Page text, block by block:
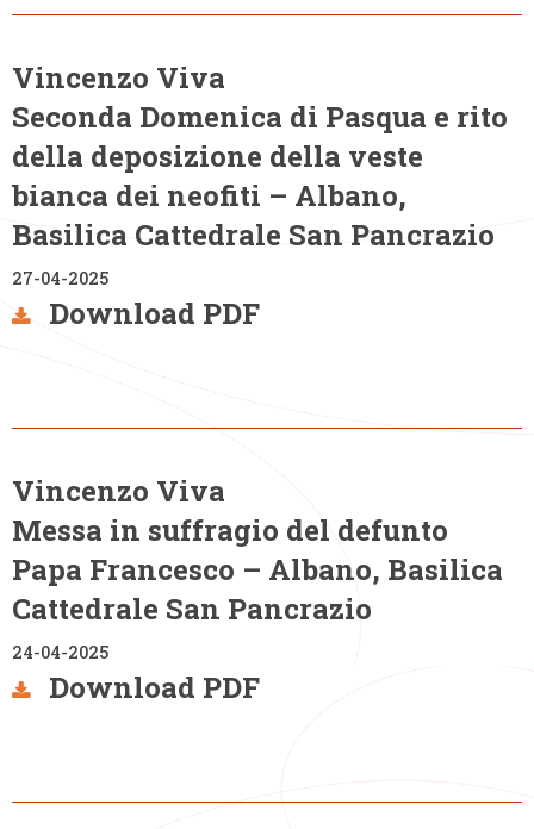
Vincenzo Viva
Seconda Domenica di Pasqua e rito
della deposizione della veste
bianca dei neofiti – Albano,
Basilica Cattedrale San Pancrazio
27-04-2025
Download PDF
Vincenzo Viva
Messa in suffragio del defunto
Papa Francesco – Albano, Basilica
Cattedrale San Pancrazio
24-04-2025
Download PDF